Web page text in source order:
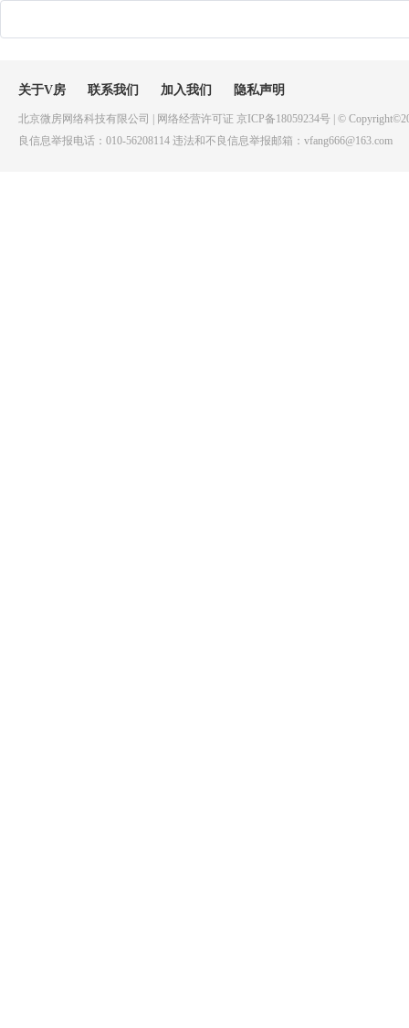
关于V房 联系我们 加入我们 隐私声明
北京微房网络科技有限公司 | 网络经营许可证 京ICP备18059234号 | ©
良信息举报电话：010-56208114 违法和不良信息举报邮箱：vfang666@163.com